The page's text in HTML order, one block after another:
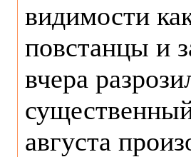
видимости
повстанцы и
вчера
августа